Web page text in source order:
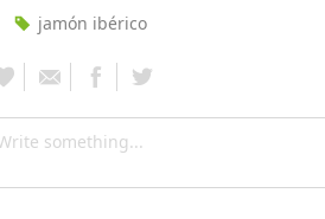
jamón ibérico